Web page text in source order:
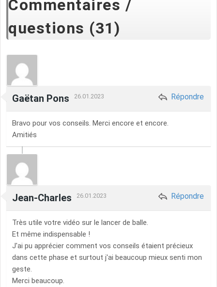
Commentaires /
questions (31)
Gaëtan Pons 26.01.2023 Répondre
Bravo pour vos conseils. Merci encore et encore.
Amitiés
Jean-Charles 26.01.2023 Répondre
Très utile votre vidéo sur le lancer de balle.
Et même indispensable !
J'ai pu apprécier comment vos conseils étaient précieux
dans cette phase et surtout j'ai beaucoup mieux senti mon
geste.
Merci beaucoup.